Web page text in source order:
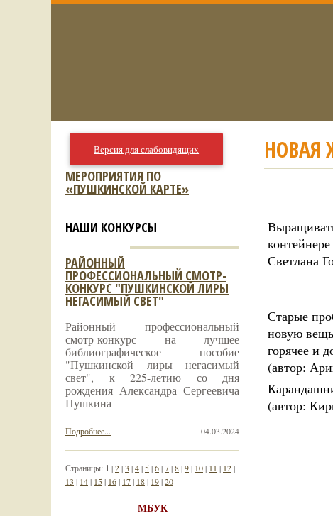
НОВАЯ
Светлана
Старые
новую
горячее и
(автор:
(автор:
Версия для слабовидящих
МЕРОПРИЯТИЯ ПО
«ПУШКИНСКОЙ КАРТЕ»
НАШИ КОНКУРСЫ
РАЙОННЫЙ
ПРОФЕССИОНАЛЬНЫЙ СМОТР-
КОНКУРС "ПУШКИНСКОЙ ЛИРЫ
НЕГАСИМЫЙ СВЕТ"
Районный профессиональный
смотр-конкурс на лучшее
библиографическое пособие
"Пушкинской лиры негасимый
свет", к 225-летию со дня
рождения Александра Сергеевича
Пушкина
04.03.2024
Подробнее...
Страницы: 1 |2|3 |4| 5|6|7|8|9| 10| 11 | 12|
13 | 14| 15| 16| 17| 18| 19|20
МБУК